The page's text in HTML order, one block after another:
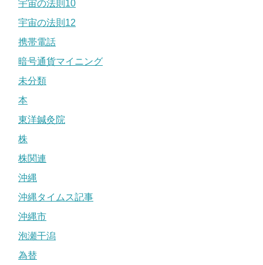
宇宙の法則10
宇宙の法則12
携帯電話
暗号通貨マイニング
未分類
本
東洋鍼灸院
株
株関連
沖縄
沖縄タイムス記事
沖縄市
泡瀬干潟
為替